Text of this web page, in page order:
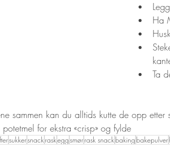
Ha
Ta
sammen kan du alltids kutte de opp etter
for ekstra «crisp» og fylde
sukkersnackraskeggsmørrask snackbaking bakepulver